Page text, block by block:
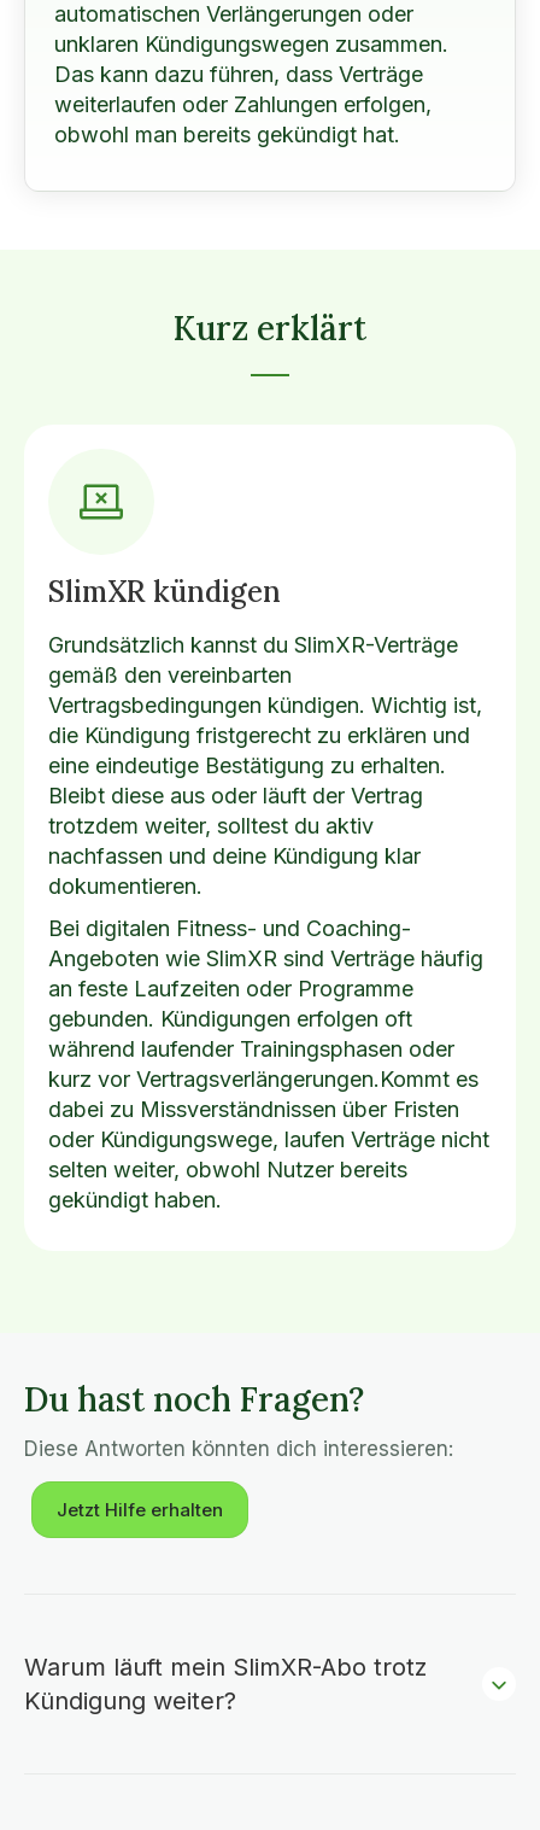
automatischen Verlängerungen oder
unklaren Kündigungswegen zusammen.
Das kann dazu führen, dass Verträge
weiterlaufen oder Zahlungen erfolgen,
obwohl man bereits gekündigt hat.
Kurz erklärt
SlimXR kündigen
Grundsätzlich kannst du SlimXR-Verträge
gemäß den vereinbarten
Vertragsbedingungen kündigen. Wichtig ist,
die Kündigung fristgerecht zu erklären und
eine eindeutige Bestätigung zu erhalten.
Bleibt diese aus oder läuft der Vertrag
trotzdem weiter, solltest du aktiv
nachfassen und deine Kündigung klar
dokumentieren.
Bei digitalen Fitness- und Coaching-
Angeboten wie SlimXR sind Verträge häufig
an feste Laufzeiten oder Programme
gebunden. Kündigungen erfolgen oft
während laufender Trainingsphasen oder
kurz vor Vertragsverlängerungen.Kommt es
dabei zu Missverständnissen über Fristen
oder Kündigungswege, laufen Verträge nicht
selten weiter, obwohl Nutzer bereits
gekündigt haben.
Du hast noch Fragen?
Diese Antworten könnten dich interessieren:
Jetzt Hilfe erhalten
Warum läuft mein SlimXR-Abo trotz
Kündigung weiter?